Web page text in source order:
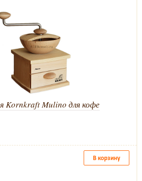
Kornkraft Mulino для кофе
В корзину